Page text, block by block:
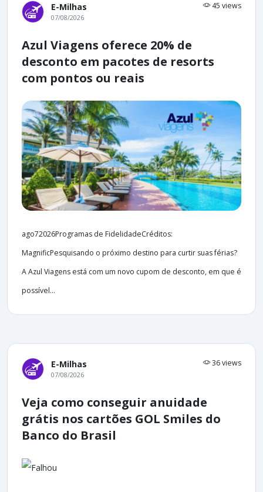
E-Milhas 45 views
07/08/2026
Azul Viagens oferece 20% de
desconto em pacotes de resorts
com pontos ou reais
ago72026Programas de FidelidadeCréditos:
MagnificPesquisando o próximo destino para curtir suas férias?
A Azul Viagens está com um novo cupom de desconto, em que é
possível...
E-Milhas 36 views
07/08/2026
Veja como conseguir anuidade
grátis nos cartões GOL Smiles do
Banco do Brasil